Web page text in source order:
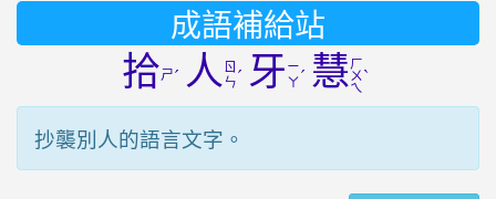
成語補給站
拾ㄕˊ 人ㄖ
ㄣˊ 牙 ㄧ
ㄚ ˊ 慧ㄏ
ㄨ
ㄟ
ˋ
抄襲別人的語言文字。